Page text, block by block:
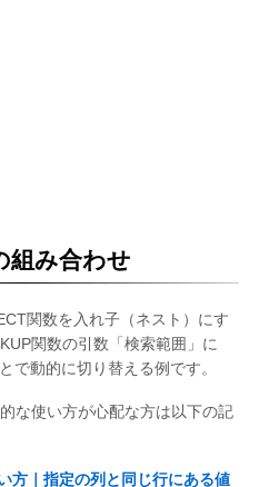
組み合わせ
関数を入れ子（ネスト）にす
関数の引数「検索範囲」に
で動的に切り替える例です。
な使い方が心配な方は以下の記
方｜指定の列と同じ行にある値